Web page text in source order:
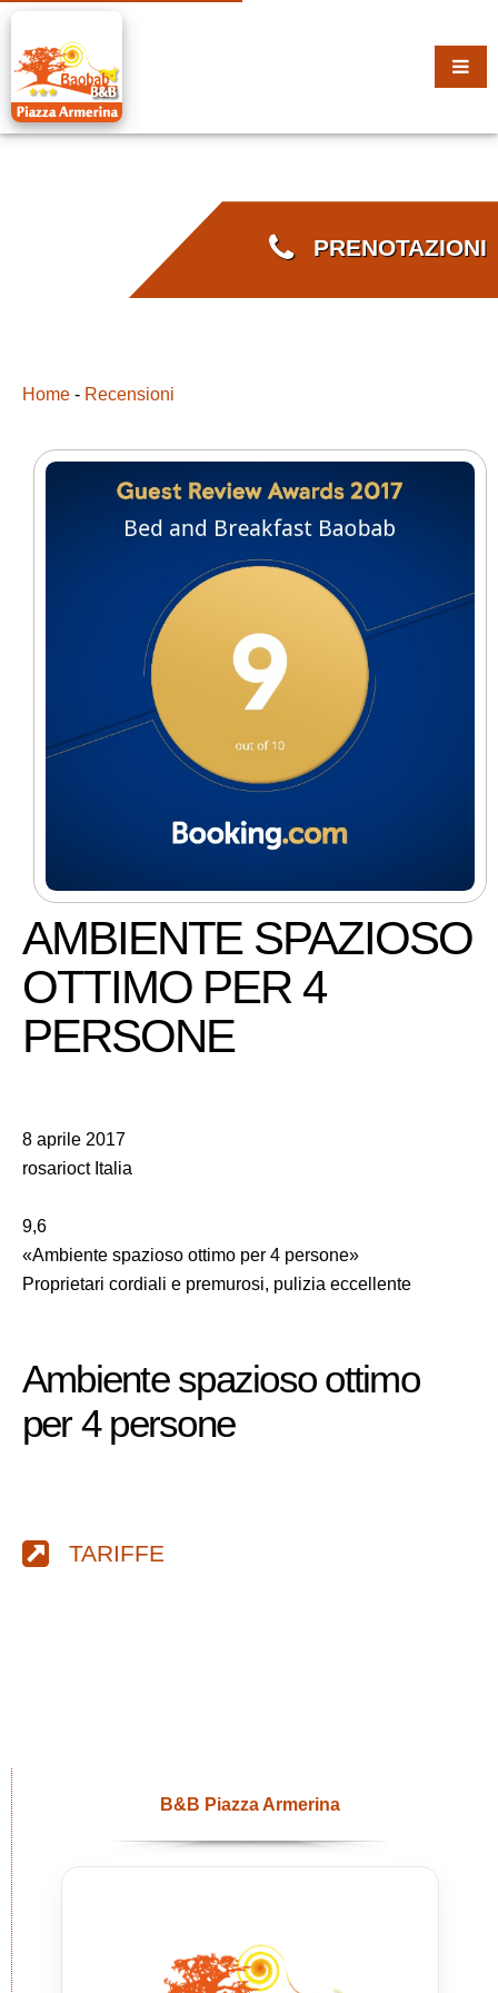
PRENOTAZIONI
Home - Recensioni
AMBIENTE SPAZIOSO
OTTIMO PER 4
PERSONE
8 aprile 2017
rosarioct Italia
9,6
«Ambiente spazioso ottimo per 4 persone»
Proprietari cordiali e premurosi, pulizia eccellente
Ambiente spazioso ottimo
per 4 persone
TARIFFE
B&B Piazza Armerina